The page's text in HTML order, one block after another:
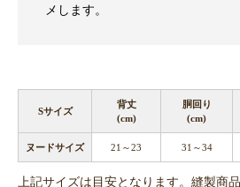
メします。
Sサイズ
背丈
(cm)
胴回り
(cm)
ヌードサイズ 21～23 31～34
上記サイズは目安となります。縫製商